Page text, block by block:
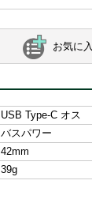
お気に
USB Type-C オス
バスパワー
42mm
39g